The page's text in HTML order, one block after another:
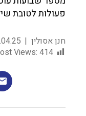
פעולות לטובת
חנן אסולין
Views: 414